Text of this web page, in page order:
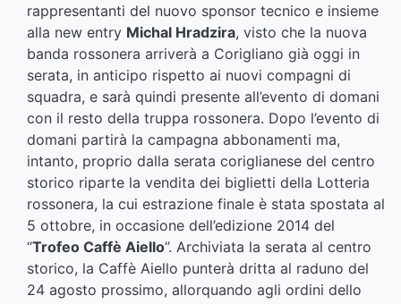
rappresentanti del nuovo sponsor tecnico e insieme
alla new entry Michal Hradzira, visto che la nuova
banda rossonera arriverà a Corigliano già oggi in
serata, in anticipo rispetto ai nuovi compagni di
squadra, e sarà quindi presente all’evento di domani
con il resto della truppa rossonera. Dopo l’evento di
domani partirà la campagna abbonamenti ma,
intanto, proprio dalla serata coriglianese del centro
storico riparte la vendita dei biglietti della Lotteria
rossonera, la cui estrazione finale è stata spostata al
5 ottobre, in occasione dell’edizione 2014 del
“Trofeo Caffè Aiello”. Archiviata la serata al centro
storico, la Caffè Aiello punterà dritta al raduno del
24 agosto prossimo, allorquando agli ordini dello